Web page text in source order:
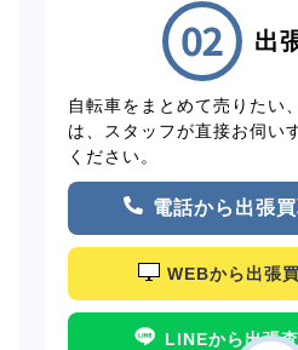
出
自転車をまとめて売りたい
は、スタッフが直接お伺い
ください。
電話から出張
WEBから出張
LINEから出張